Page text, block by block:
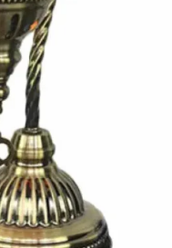
Por favor, activa JavaScript en
Yerleşim
Nombre y apellido
Teléfono
Correo electronico*